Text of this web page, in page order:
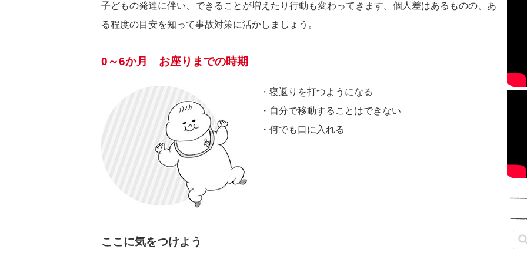
子どもの発達に伴い、できることが増えたり行動も変わってきます。個人差はあるものの、あ
る程度の目安を知って事故対策に活かしましょう。
0～6か月 お座りまでの時期
・寝返りを打つようになる
・自分で移動することはできない
・何でも口に入れる
ここに気をつけよう